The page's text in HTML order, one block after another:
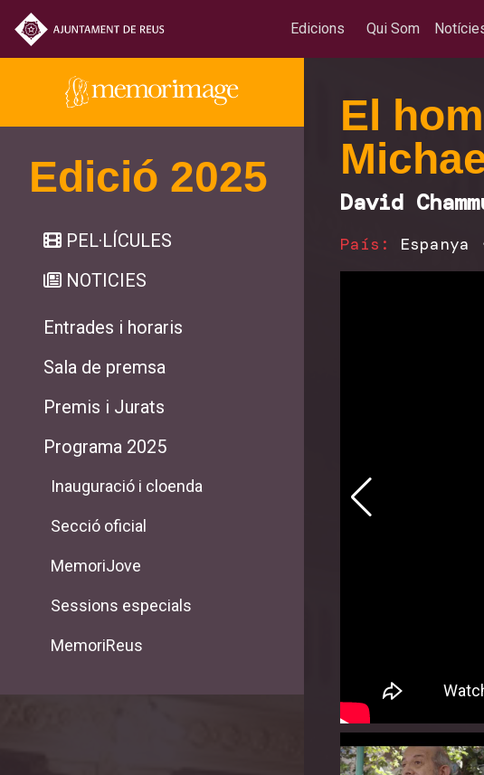
Edicions Qui Som
Edició 2025
PEL·LÍCULES
NOTICIES
Entrades i horaris
Sala de premsa
Premis i Jurats
Programa 2025
Inauguració i cloenda
Secció oficial
MemoriJove
Sessions especials
MemoriReus
El
David
País: Espanya